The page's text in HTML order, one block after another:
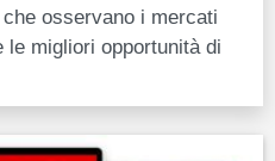
osservano i mercati
le migliori opportunità di